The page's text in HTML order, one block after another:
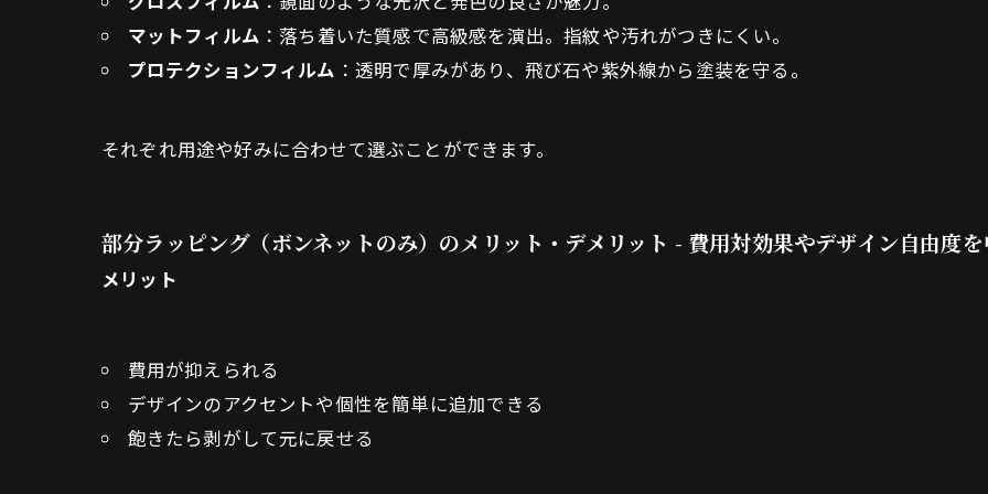
マットフィルム ：落ち着いた質感で高級感を演出。指紋や汚れがつきにくい。
プロテクションフィルム ：透明で厚みがあり、飛び石や紫外線から塗装を守る。
それぞれ用途や好みに合わせて選ぶことができます。
部分ラッピング（ボンネットのみ）のメリット・デメリット - 費用対効果やデザイン自由度
メリット
費用が抑えられる
デザインのアクセントや個性を簡単に追加できる
飽きたら剥がして元に戻せる